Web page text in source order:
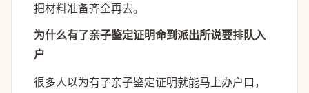
把材料准备齐全再去。
为什么有了亲子鉴定证明命到派出所说要排队入
户
很多人以为有了亲子鉴定证明就能马上办户口，